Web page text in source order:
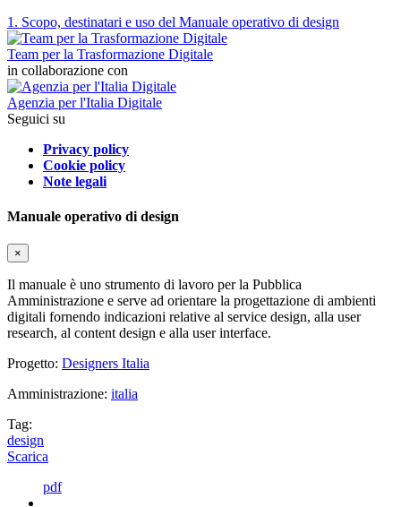
1. Scopo, destinatari e uso del Manuale operativo di design
Team per la Trasformazione Digitale
in collaborazione con
Agenzia per l'Italia Digitale
Seguici su
Privacy policy
Cookie policy
Note legali
Manuale operativo di design
×
Il manuale è uno strumento di lavoro per la Pubblica
Amministrazione e serve ad orientare la progettazione di ambienti
digitali fornendo indicazioni relative al service design, alla user
research, al content design e alla user interface.
Progetto: Designers Italia
Amministrazione: italia
Tag:
design
Scarica
pdf